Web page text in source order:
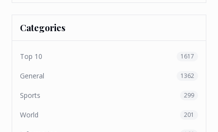
Categories
Top 10 1617
General 1362
Sports 299
World 201